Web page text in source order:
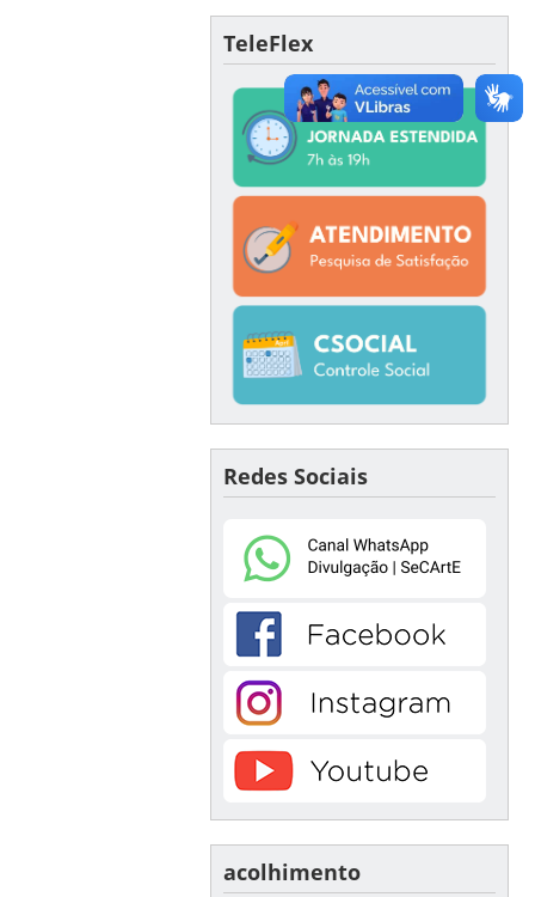
TeleFlex
Redes Sociais
acolhimento